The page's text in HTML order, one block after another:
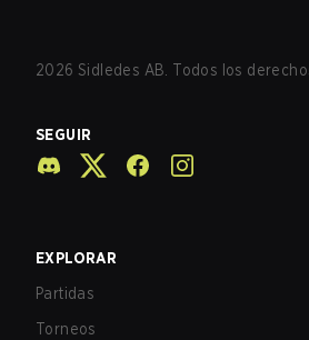
2026 Sidledes AB. Todos los
SEGUIR
EXPLORAR
Partidas
Torneos